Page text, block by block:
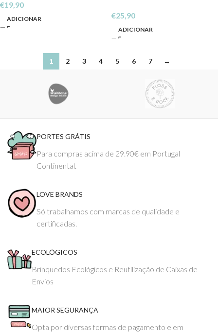
€19,90
ADICIONAR €25,90
ADICIONAR
1 2 3 4 5 6 7 →
PORTES GRÁTIS
Para compras acima de 29.90€ em Portugal
Continental.
LOVE BRANDS
Só trabalhamos com marcas de qualidade e
certificadas.
ECOLÓGICOS
Brinquedos Ecológicos e Reutilização de Caixas de
Envios
MAIOR SEGURANÇA
Opta por diversas formas de pagamento e em